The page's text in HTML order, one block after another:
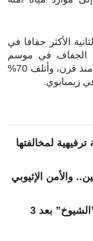
الأكثر جفافا في
الجفاف في موسم
2024-2025 الأسوأ في المنطقة منذ قرن، وأتلف 70%
تحظر 18 فعالية ترفيهية لمخالفتها
يوقع 5 مدنيين.. والأمن الإثيوبي
بنين: باتريس تالون رئيسًا لـ”الشيوخ” بعد 3